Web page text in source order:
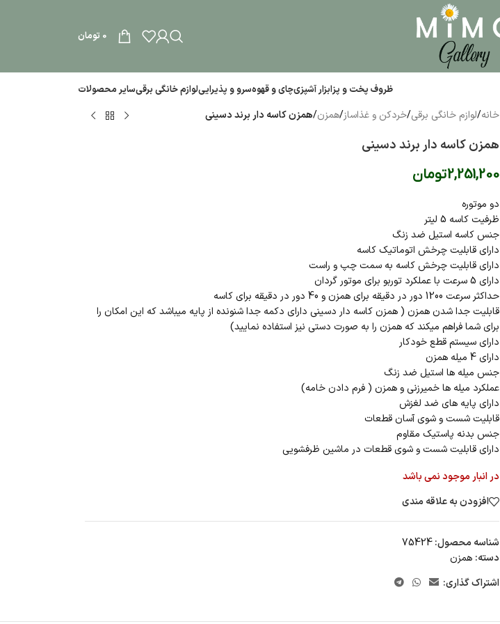
0 تومان
ظروف پخت و پزابزار آشپزیچای و قهوهسرو و پذیراییلوازم خانگی برقیسایر محصولات
خانه/لوازم خانگی برقی/خردکن و غذاساز/همزن/همزن کاسه دار برند دسینی
همزن کاسه دار برند دسینی
2,251,200تومان
دو موتوره
ظرفیت کاسه 5 لیتر
جنس کاسه استیل ضد زنگ
دارای قابلیت چرخش اتوماتیک کاسه
دارای قابلیت چرخش کاسه به سمت چپ و راست
دارای 5 سرعت با عملکرد توربو برای موتور گردان
حداکثر سرعت 1200 دور در دقیقه برای همزن و 40 دور در دقیقه برای کاسه
قابلیت جدا شدن همزن ( همزن کاسه دار دسینی دارای دکمه جدا شنونده از پایه میباشد که این امکان را
برای شما فراهم میکند که همزن را به صورت دستی نیز استفاده نمایید)
دارای سیستم قطع خودکار
دارای 4 میله همزن
جنس میله ها استیل ضد زنگ
عملکرد میله ها خمیرزنی و همزن ( فرم دادن خامه)
دارای پایه های ضد لغزش
قابلیت شست و شوی آسان قطعات
جنس بدنه پاستیک مقاوم
دارای قابلیت شست و شوی قطعات در ماشین ظرفشویی
در انبار موجود نمی باشد
افزودن به علاقه مندی
شناسه محصول:75424
دسته: همزن
اشتراک گذاری: